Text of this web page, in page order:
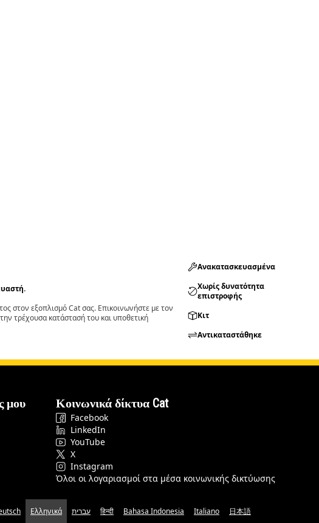
στον εξοπλισμό Cat σας. Επικοινωνήστε με τον
τρέχουσα κατάστασή του και υποθετική
Ανακατασκευασμένα
Χωρίς δυνατότητα
επιστροφής
Κιτ
Αντικαταστάθηκε
μου Κοινωνικά δίκτυα Cat
Facebook
LinkedIn
YouTube
X
Instagram
Όλοι οι λογαριασμοί στα μέσα κοινωνικής δικτύωσης
Ελληνικά עברית हिन्दी Bahasa Indonesia Italiano 日本語